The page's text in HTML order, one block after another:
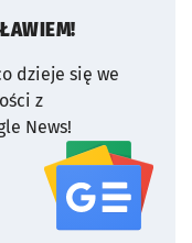
dzieje się we
z
News!
serwisu